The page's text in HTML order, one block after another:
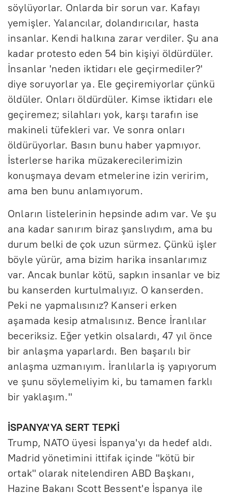
söylüyorlar. Onlarda bir sorun var. Kafayı
yemişler. Yalancılar, dolandırıcılar, hasta
insanlar. Kendi halkına zarar verdiler. Şu ana
kadar protesto eden 54 bin kişiyi öldürdüler.
İnsanlar 'neden iktidarı ele geçirmediler?'
diye soruyorlar ya. Ele geçiremiyorlar çünkü
öldüler. Onları öldürdüler. Kimse iktidarı ele
geçiremez; silahları yok, karşı tarafın ise
makineli tüfekleri var. Ve sonra onları
öldürüyorlar. Basın bunu haber yapmıyor.
İsterlerse harika müzakerecilerimizin
konuşmaya devam etmelerine izin veririm,
ama ben bunu anlamıyorum.
Onların listelerinin hepsinde adım var. Ve şu
ana kadar sanırım biraz şanslıydım, ama bu
durum belki de çok uzun sürmez. Çünkü işler
böyle yürür, ama bizim harika insanlarımız
var. Ancak bunlar kötü, sapkın insanlar ve biz
bu kanserden kurtulmalıyız. O kanserden.
Peki ne yapmalısınız? Kanseri erken
aşamada kesip atmalısınız. Bence İranlılar
beceriksiz. Eğer yetkin olsalardı, 47 yıl önce
bir anlaşma yaparlardı. Ben başarılı bir
anlaşma uzmanıyım. İranlılarla iş yapıyorum
ve şunu söylemeliyim ki, bu tamamen farklı
bir yaklaşım."
İSPANYA'YA SERT TEPKİ
Trump, NATO üyesi İspanya'yı da hedef aldı.
Madrid yönetimini ittifak içinde "kötü bir
ortak" olarak nitelendiren ABD Başkanı,
Hazine Bakanı Scott Bessent'e İspanya ile